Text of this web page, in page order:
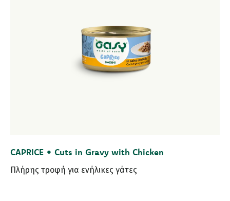
CAPRICE • Cuts in Gravy with Chicken
Πλήρης τροφή για ενήλικες γάτες